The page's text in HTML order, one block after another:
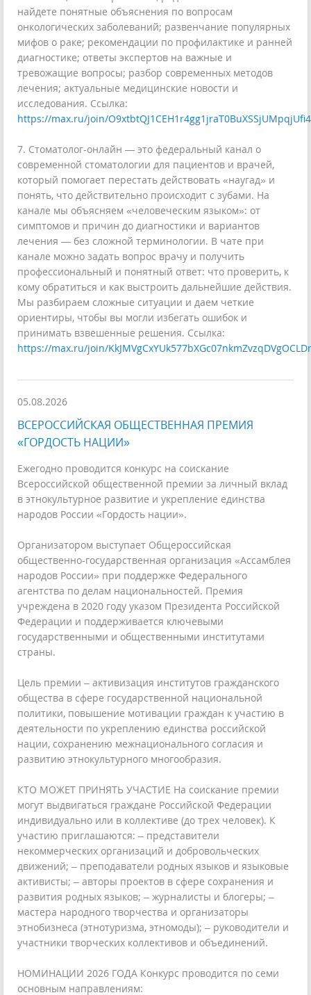
найдете понятные объяснения по вопросам
онкологических заболеваний; развенчание популярных
мифов о раке; рекомендации по профилактике и ранней
диагностике; ответы экспертов на важные и
тревожащие вопросы; разбор современных методов
лечения; актуальные медицинские новости и
исследования. Ссылка:
https://max.ru/join/
7. Стоматолог-онлайн — это федеральный канал о
современной стоматологии для пациентов и врачей,
который помогает перестать действовать «наугад» и
понять, что действительно происходит с зубами. На
канале мы объясняем «человеческим языком»: от
симптомов и причин до диагностики и вариантов
лечения — без сложной терминологии. В чате при
канале можно задать вопрос врачу и получить
профессиональный и понятный ответ: что проверить, к
кому обратиться и как выстроить дальнейшие действия.
Мы разбираем сложные ситуации и даем четкие
ориентиры, чтобы вы могли избегать ошибок и
принимать взвешенные решения. Ссылка:
https://max.ru/join/
05.08.2026
ВСЕРОССИЙСКАЯ ОБЩЕСТВЕННАЯ ПРЕМИЯ
«ГОРДОСТЬ НАЦИИ»
Ежегодно проводится конкурс на соискание
Всероссийской общественной премии за личный вклад
в этнокультурное развитие и укрепление единства
народов России «Гордость нации».
Организатором выступает Общероссийская
общественно-государственная организация «Ассамблея
народов России» при поддержке Федерального
агентства по делам национальностей. Премия
учреждена в 2020 году указом Президента Российской
Федерации и поддерживается ключевыми
государственными и общественными институтами
страны.
Цель премии – активизация институтов гражданского
общества в сфере государственной национальной
политики, повышение мотивации граждан к участию в
деятельности по укреплению единства российской
нации, сохранению межнационального согласия и
развитию этнокультурного многообразия.
КТО МОЖЕТ ПРИНЯТЬ УЧАСТИЕ На соискание премии
могут выдвигаться граждане Российской Федерации
индивидуально или в коллективе (до трех человек). К
участию приглашаются: – представители
некоммерческих организаций и добровольческих
движений; – преподаватели родных языков и языковые
активисты; – авторы проектов в сфере сохранения и
развития родных языков; – журналисты и блогеры; –
мастера народного творчества и организаторы
этнобизнеса (этнотуризма, этномоды); – руководители и
участники творческих коллективов и объединений.
НОМИНАЦИИ 2026 ГОДА Конкурс проводится по семи
основным направлениям: